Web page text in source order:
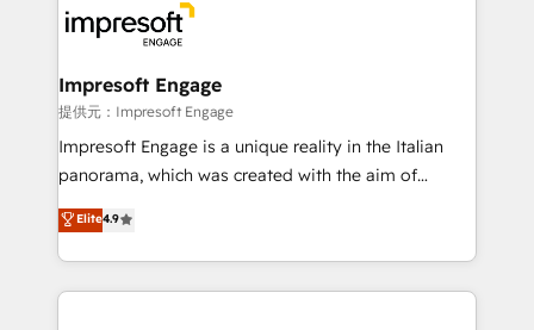
business with HubSpot? Let Cebra’s experts help
you grow faster, smarter, and with impact.
and—most importantly—simple. That’s why we lean
into bold ideas and shape them into thoughtful
products and strategies that actually make a
difference.
Impresoft Engage
提供元：Impresoft Engage
Impresoft Engage is a unique reality in the Italian
panorama, which was created with the aim of
putting Customer Experience at the center by
creating digital environments capable of integrating
people, processes and data. We offer the best
digital solutions on the market, ranging from CRM
Elite4.9